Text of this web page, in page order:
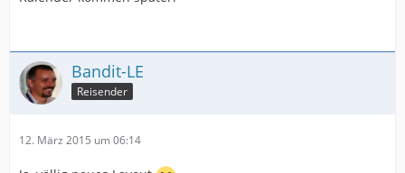
Bandit-LE
Reisender
12. März 2015 um 06:14